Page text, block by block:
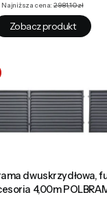
Najniższa cena: 2 981,10 zł
Zobacz produkt
dwuskrzydłowa,
4,00m